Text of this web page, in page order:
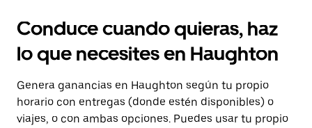
Conduce cuando quieras, haz
lo que necesites en Haughton
Genera ganancias en Haughton según tu propio
horario con entregas (donde estén disponibles) o
viajes, o con ambas opciones. Puedes usar tu propio